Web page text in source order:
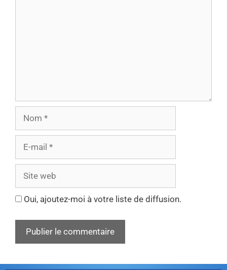
Oui, ajoutez-moi à votre liste de diffusion.